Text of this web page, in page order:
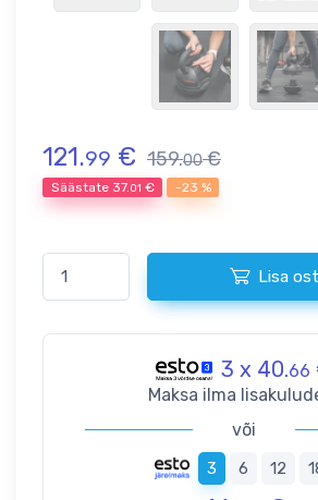
121.99 € 159.00€
Säästate 37.01 € -23 %
Lisa
3 x 40.66
Maksa ilma
või
3 6 12